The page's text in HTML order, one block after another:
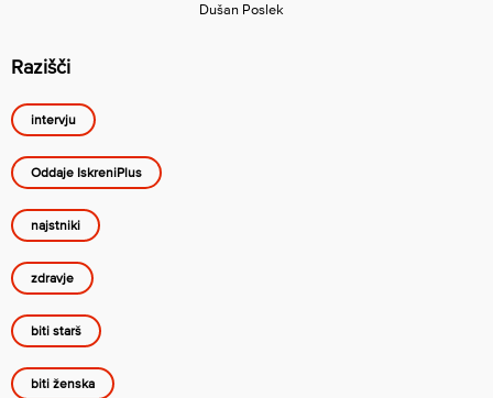
Dušan Poslek
Razišči
intervju
Oddaje IskreniPlus
najstniki
zdravje
biti starš
biti ženska